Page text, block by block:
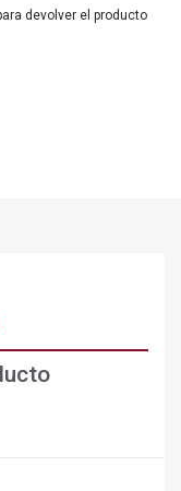
devolver el producto